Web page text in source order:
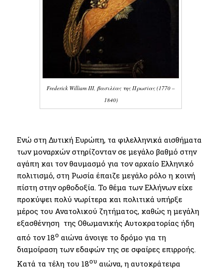
Frederick William III, βασιλέας της Πρωσίας (1770 –
1840)
Ενώ στη Δυτική Ευρώπη, τα φιλελληνικά αισθήματα
των μοναρχών στηρίζονταν σε μεγάλο βαθμό στην
αγάπη και τον θαυμασμό για τον αρχαίο Ελληνικό
πολιτισμό, στη Ρωσία έπαιζε μεγάλο ρόλο η κοινή
πίστη στην ορθοδοξία. Το θέμα των Ελλήνων είχε
προκύψει πολύ νωρίτερα και πολιτικά υπήρξε
μέρος του Ανατολικού ζητήματος, καθώς η μεγάλη
εξασθένηση της Οθωμανικής Αυτοκρατορίας ήδη
από τον 18ο αιώνα άνοιγε το δρόμο για τη
διαμοίραση των εδαφών της σε σφαίρες επιρροής.
Κατά τα τέλη του 18ου αιώνα, η αυτοκράτειρα